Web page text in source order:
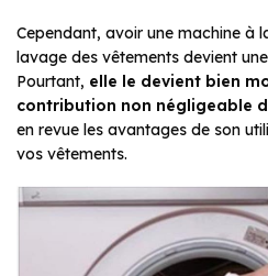
Cependant, avoir une machine à
lavage des vêtements devient
Pourtant, elle le devient bien
contribution non négligeable
en revue les avantages de son
vos vêtements.